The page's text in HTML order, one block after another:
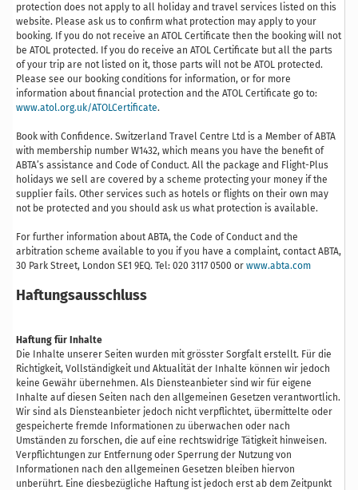
protection does not apply to all holiday and travel services listed on this
website. Please ask us to confirm what protection may apply to your
booking. If you do not receive an ATOL Certificate then the booking will not
be ATOL protected. If you do receive an ATOL Certificate but all the parts
of your trip are not listed on it, those parts will not be ATOL protected.
Please see our booking conditions for information, or for more
information about financial protection and the ATOL Certificate go to:
www.atol.org.uk/ATOLCertificate.
Book with Confidence. Switzerland Travel Centre Ltd is a Member of ABTA
with membership number W1432, which means you have the benefit of
ABTA’s assistance and Code of Conduct. All the package and Flight-Plus
holidays we sell are covered by a scheme protecting your money if the
supplier fails. Other services such as hotels or flights on their own may
not be protected and you should ask us what protection is available.
For further information about ABTA, the Code of Conduct and the
arbitration scheme available to you if you have a complaint, contact ABTA,
30 Park Street, London SE1 9EQ. Tel: 020 3117 0500 or www.abta.com
Haftungsausschluss
Haftung für Inhalte
Die Inhalte unserer Seiten wurden mit grösster Sorgfalt erstellt. Für die
Richtigkeit, Vollständigkeit und Aktualität der Inhalte können wir jedoch
keine Gewähr übernehmen. Als Diensteanbieter sind wir für eigene
Inhalte auf diesen Seiten nach den allgemeinen Gesetzen verantwortlich.
Wir sind als Diensteanbieter jedoch nicht verpflichtet, übermittelte oder
gespeicherte fremde Informationen zu überwachen oder nach
Umständen zu forschen, die auf eine rechtswidrige Tätigkeit hinweisen.
Verpflichtungen zur Entfernung oder Sperrung der Nutzung von
Informationen nach den allgemeinen Gesetzen bleiben hiervon
unberührt. Eine diesbezügliche Haftung ist jedoch erst ab dem Zeitpunkt